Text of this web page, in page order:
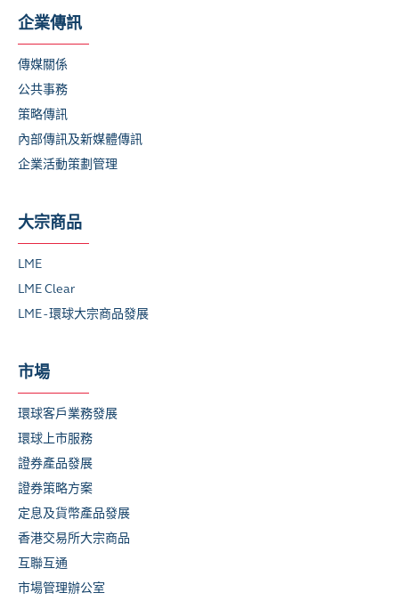
企業傳訊
傳媒關係
公共事務
策略傳訊
內部傳訊及新媒體傳訊
企業活動策劃管理
大宗商品
LME
LME Clear
LME - 環球大宗商品發展
市場
環球客戶業務發展
環球上市服務
證券產品發展
證券策略方案
定息及貨幣產品發展
香港交易所大宗商品
互聯互通
市場管理辦公室